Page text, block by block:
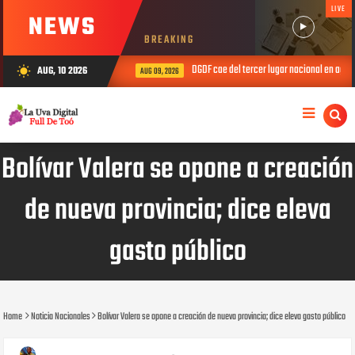
NEWS BREAKING
LIVE
wb_sunny AUG, 10 2026 AUG 09, 2026 DGDF cae del tercer lugar nacional en agosto
Bolívar Valera se opone a creación
de nueva provincia; dice eleva
gasto público
Home Noticia Nacionales Bolívar Valera se opone a creación de nueva provincia; dice eleva gasto público